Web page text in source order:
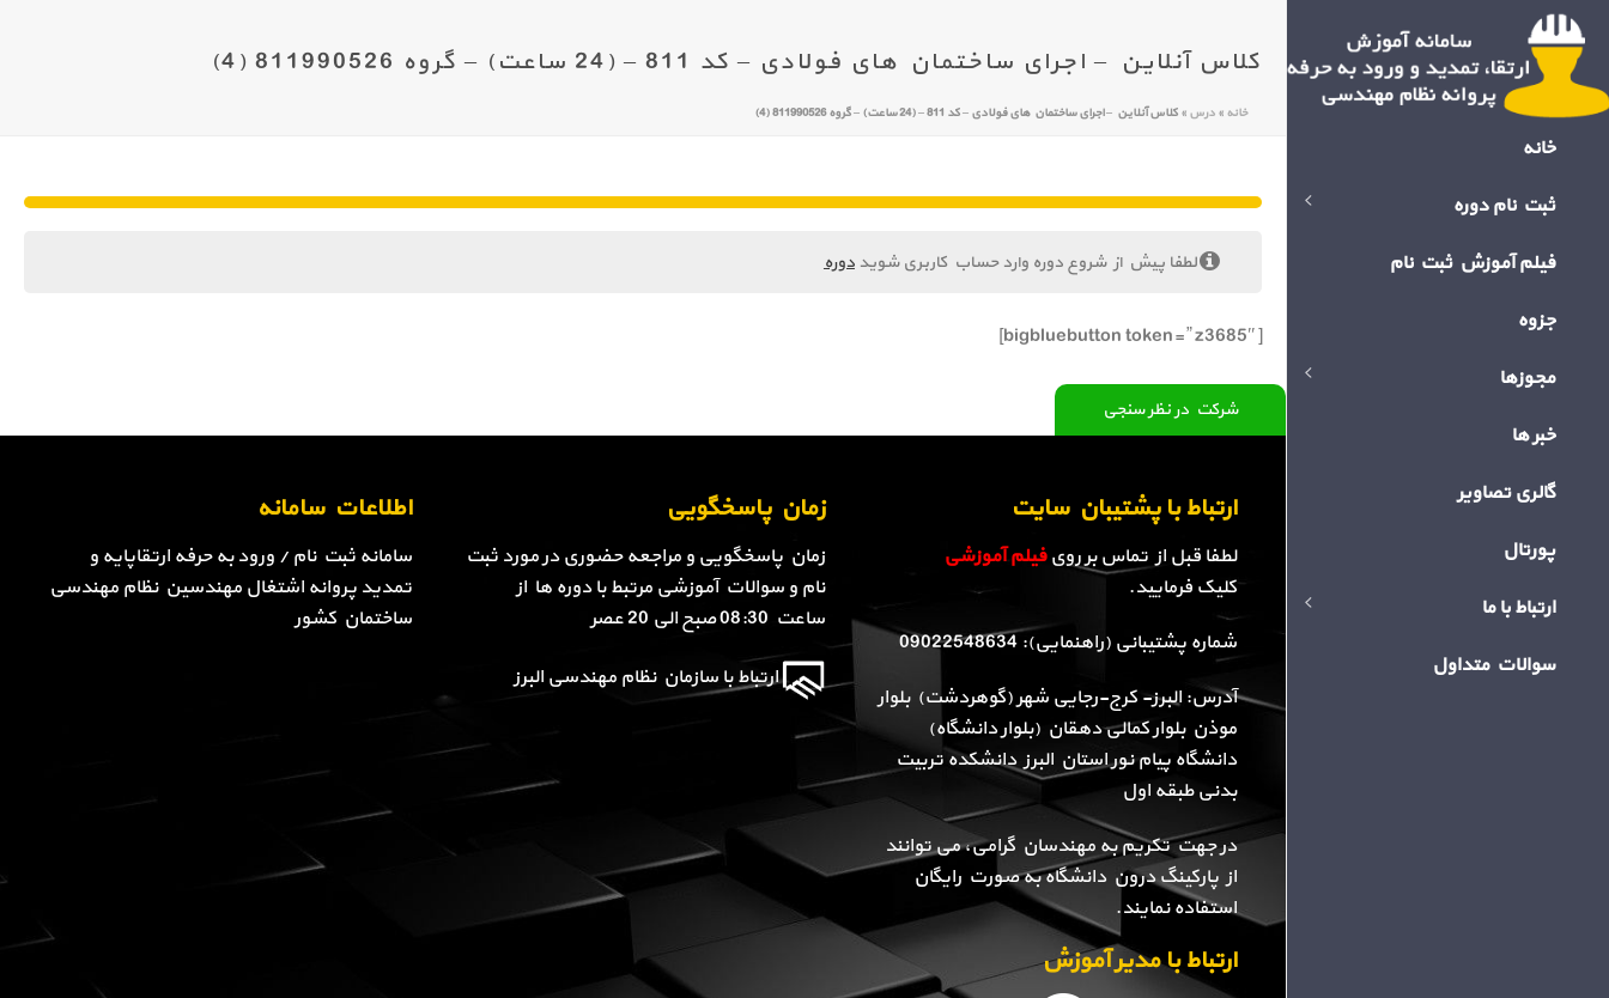
خانه
ثبت نام دوره
فیلم آموزش ثبت نام
جزوه
مجوزها
خبر ها
گالری تصاویر
پورتال
ارتباط با ما
سوالات متداول
کلاس آنلاین – اجرای ساختمان های فولادی – کد 811 – (24 ساعت) – گروه 811990526 (4)
خانه » درس » کلاس آنلاین – اجرای ساختمان های فولادی – کد 811 – (24 ساعت) – گروه 811990526 (4)
شرکت در نظر سنجی
لطفا پیش از شروع دوره وارد حساب کاربری شویددوره
[bigbluebutton token=” z3685″]
اطلاعات سامانه
سامانه ثبت نام / ورود به حرفه ارتقاپایه و
تمدید پروانه اشتغال مهندسین نظام مهندسی
ساختمان کشور
زمان پاسخگویی
زمان پاسخگویی و مراجعه حضوری در مورد ثبت
نام و سوالات آموزشی مرتبط با دوره ها از
ساعت 08:30 صبح الی 20 عصر
ارتباط با سازمان نظام مهندسی البرز
ارتباط با پشتیبان سایت
لطفا قبل از تماس بر رویفیلم آموزشی
کلیک فرمایید.
شماره پشتیبانی (راهنمایی): 09022548634
آدرس: البرز- کرج-رجایی شهر (گوهردشت) بلوار
موذن بلوار کمالی دهقان (بلوار دانشگاه)
دانشگاه پیام نور استان البرز دانشکده تربیت
بدنی طبقه اول
در جهت تکریم به مهندسان گرامی، می توانند
از پارکینگ درون دانشگاه به صورت رایگان
استفاده نمایند.
ارتباط با مدیر آموزش